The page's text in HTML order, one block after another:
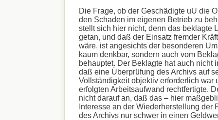
Die Frage, ob der Geschädigte uU die
den Schaden im eigenen Betrieb zu
stellt sich hier nicht, denn das beklagte
getan, und daß der Einsatz fremder
wäre, ist angesichts der besonderen
kaum denkbar, sondern auch vom
behauptet. Der Beklagte hat auch nicht
daß eine Überprüfung des Archivs auf
Vollständigkeit objektiv erforderlich war
erfolgten Arbeitsaufwand rechtfertigte.
nicht darauf an, daß das – hier
Interesse an der Wiederherstellung der
des Archivs nur schwer in einen